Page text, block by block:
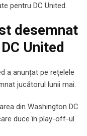
pentru DC United.
desemnat
United
a anunțat pe rețelele
jucătorul lunii mai.
din Washington DC
duce în play-off-ul